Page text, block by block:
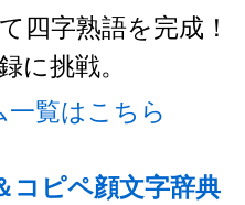
四字熟語を完成！
に挑戦。
覧はこちら
コピペ顔文字辞典